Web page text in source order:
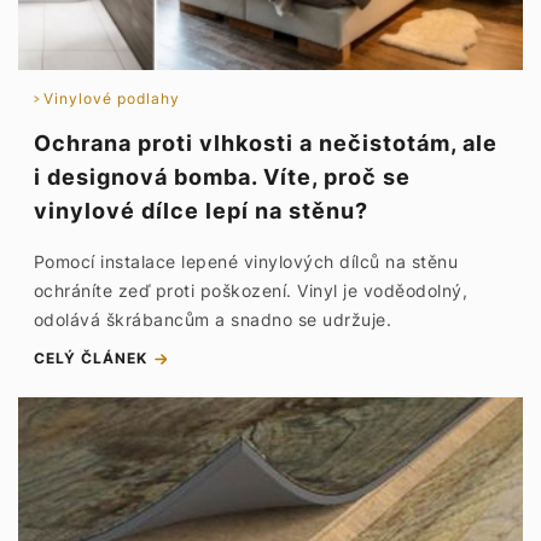
Vinylové podlahy
Ochrana proti vlhkosti a nečistotám, ale
i designová bomba. Víte, proč se
vinylové dílce lepí na stěnu?
Pomocí instalace lepené vinylových dílců na stěnu
ochráníte zeď proti poškození. Vinyl je voděodolný,
odolává škrábancům a snadno se udržuje.
CELÝ ČLÁNEK